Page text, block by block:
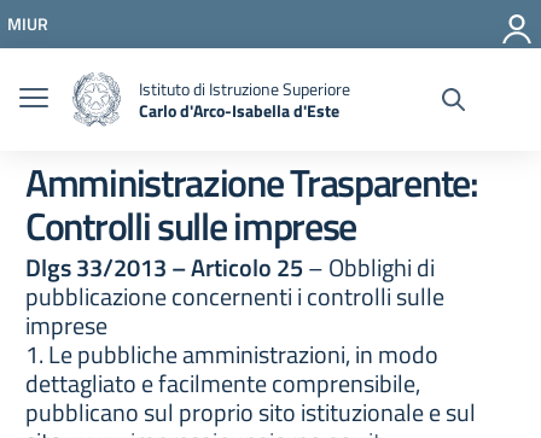
Vai al menu di navigazione
Vai al footer
MIUR
Istituto di Istruzione Superiore
Carlo d'Arco-Isabella d'Este
Amministrazione Trasparente:
Controlli sulle imprese
Dlgs 33/2013 – Articolo 25– Obblighi di
pubblicazione concernenti i controlli sulle
imprese
1. Le pubbliche amministrazioni, in modo
dettagliato e facilmente comprensibile,
pubblicano sul proprio sito istituzionale e sul